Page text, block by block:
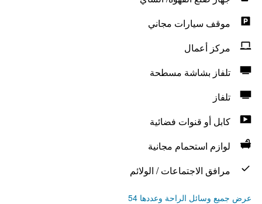
موقف سيارات مجاني
مركز أعمال
تلفاز بشاشة مسطحة
تلفاز
كابل أو قنوات فضائية
لوازم استحمام مجانية
مرافق الاجتماعات / الولائم
عرض جميع وسائل الراحة وعددها 54